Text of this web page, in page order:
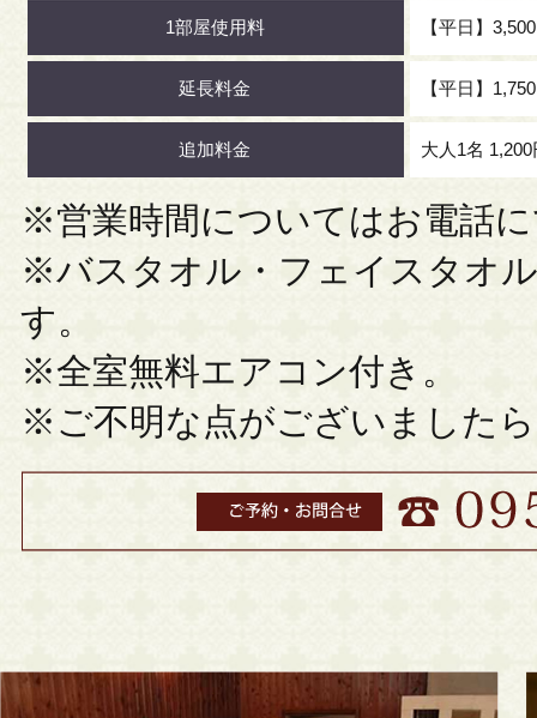
1部屋使用料 【平日】
延長料金 【平日】
追加料金 大人1名
※営業時間についてはお電話
※バスタオル・フェイスタオ
す。
※全室無料エアコン付き。
※ご不明な点がございました